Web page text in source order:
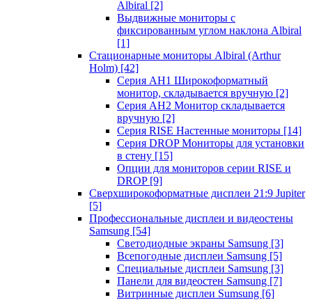
Albiral [2]
Выдвижные мониторы с
фиксированным углом наклона Albiral
[1]
Стационарные мониторы Albiral (Arthur
Holm) [42]
Серия AH1 Широкоформатный
монитор, складывается вручную [2]
Серия AH2 Монитор складывается
вручную [2]
Серия RISE Настенные мониторы [14]
Серия DROP Мониторы для установки
в стену [15]
Опции для мониторов серии RISE и
DROP [9]
Сверхширокоформатные дисплеи 21:9 Jupiter
[5]
Профессиональные дисплеи и видеостены
Samsung [54]
Светодиодные экраны Samsung [3]
Всепогодные дисплеи Samsung [5]
Специальные дисплеи Samsung [3]
Панели для видеостен Samsung [7]
Витринные дисплеи Sumsung [6]